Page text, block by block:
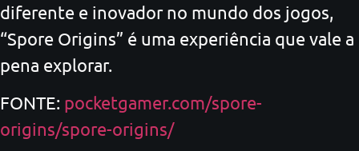
diferente e inovador no mundo dos jogos,
“Spore Origins” é uma experiência que vale a
pena explorar.
FONTE: pocketgamer.com/spore-
origins/spore-origins/